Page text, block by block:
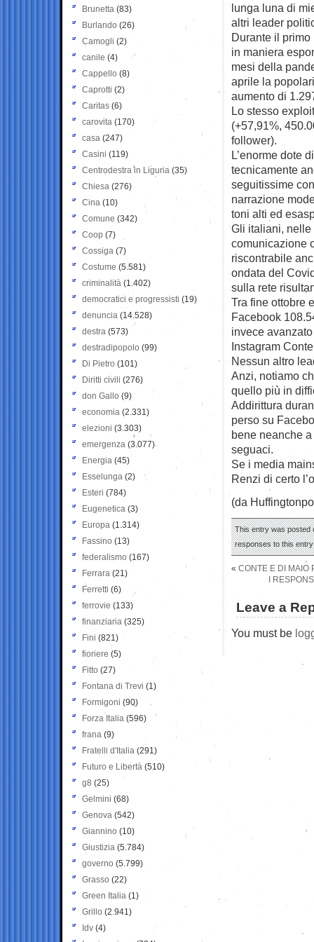
lunga luna di
altri leader
Durante il
in maniera
mesi della
aprile la
aumento di
Lo stesso
(+57,91%,
follower).
L’enorme dote
tecnicamente
seguitissime
narrazione
toni alti ed
Gli italiani, nelle
comunicazione
riscontrabile
ondata del
sulla rete
Tra fine ottobre
Facebook
invece
Instagram
Nessun altro
Anzi, notiamo
quello più in
Addirittura
perso su
bene neanche
seguaci.
Se i media
Renzi di certo
(da
This entry was posted
responses to this
« CONTE E DI MAIO
I
Leave a
You must be
Brunetta (83)
Burlando (26)
Camogli (2)
canile (4)
Cappello (8)
Caprotti (2)
Caritas (6)
carovita (170)
casa (247)
Casini (119)
Centrodestra in Liguria (35)
Chiesa (276)
Cina (10)
Comune (342)
Coop (7)
Cossiga (7)
Costume (5.581)
criminalità (1.402)
democratici e progressisti (19)
denuncia (14.528)
destra (573)
destradipopolo (99)
Di Pietro (101)
Diritti civili (276)
don Gallo (9)
economia (2.331)
elezioni (3.303)
emergenza (3.077)
Energia (45)
Esselunga (2)
Esteri (784)
Eugenetica (3)
Europa (1.314)
Fassino (13)
federalismo (167)
Ferrara (21)
Ferretti (6)
ferrovie (133)
finanziaria (325)
Fini (821)
fioriere (5)
Fitto (27)
Fontana di Trevi (1)
Formigoni (90)
Forza Italia (596)
frana (9)
Fratelli d'Italia (291)
Futuro e Libertà (510)
g8 (25)
Gelmini (68)
Genova (542)
Giannino (10)
Giustizia (5.784)
governo (5.799)
Grasso (22)
Green Italia (1)
Grillo (2.941)
Idv (4)